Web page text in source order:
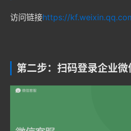
访问链接https://
第二步：扫码登录企业微